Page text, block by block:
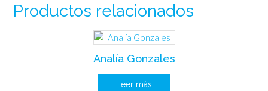
Productos relacionados
Analía Gonzales
Leer más